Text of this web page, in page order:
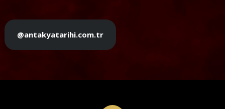
@antakyatarihi.com.tr